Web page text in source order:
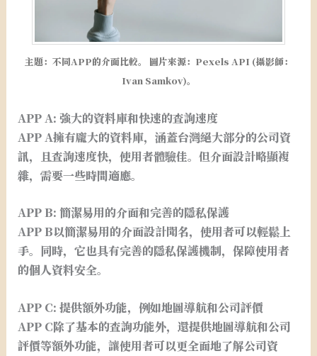
主題：不同APP的介面比較。 圖片來源：Pexels API (攝影師：
Ivan Samkov)。
APP A: 強大的資料庫和快速的查詢速度
APP A擁有龐大的資料庫，涵蓋台灣絕大部分的公司資
訊，且查詢速度快，使用者體驗佳。但介面設計略顯複
雜，需要一些時間適應。
APP B: 簡潔易用的介面和完善的隱私保護
APP B以簡潔易用的介面設計聞名，使用者可以輕鬆上
手。同時，它也具有完善的隱私保護機制，保障使用者
的個人資料安全。
APP C: 提供額外功能，例如地圖導航和公司評價
APP C除了基本的查詢功能外，還提供地圖導航和公司
評價等額外功能，讓使用者可以更全面地了解公司資